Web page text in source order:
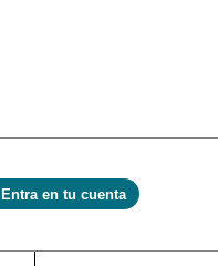
Entra en tu cuenta